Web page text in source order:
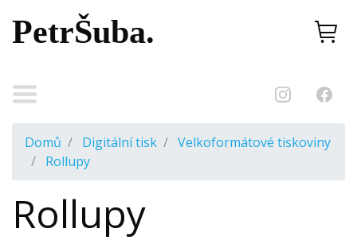
PetrŠuba.
Domů Digitální tisk
Velkoformátové tiskoviny
Rollupy
Rollupy